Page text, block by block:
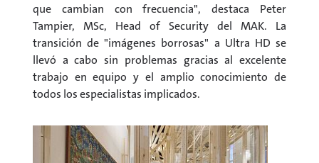
que cambian con frecuencia", destaca Peter
Tampier, MSc, Head of Security del MAK. La
transición de "imágenes borrosas" a Ultra HD se
llevó a cabo sin problemas gracias al excelente
trabajo en equipo y el amplio conocimiento de
todos los especialistas implicados.